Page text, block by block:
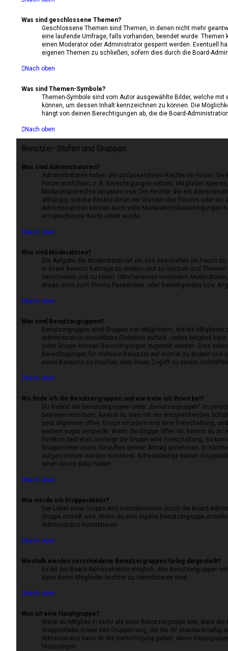
Was sind geschlossene Themen?
Geschlossene Themen sind Themen, in denen nicht mehr
eine laufende Umfrage, falls vorhanden, beendet wurde. Themen
einen Moderator oder Administrator gesperrt werden. Eventuell
eigenen Themen zu schließen, sofern dies durch die Board-
Nach oben
Was sind Themen-Symbole?
Themen-Symbole sind vom Autor ausgewählte Bilder, welche
können, um dessen Inhalt kennzeichnen zu können. Die
hängt von deinen Berechtigungen ab, die die Board-
Nach oben
Benutzer-Stufen und Gruppen
Was sind Administratoren?
Administratoren haben die umfassendsten Rechte im Forum. Sie
Forum ausführen; z. B. Berechtigungen setzen, Mitglieder
Moderationsrechte vergeben usw. Die Rechte, die ein
abhängig, welche Rechte ihnen ein Gründer des Forums oder
Administratoren können auch volle Moderationsberechtigungen
entsprechende Recht erteilt wurde.
Nach oben
Was sind Moderatoren?
Die Aufgabe der Moderatoren ist es, das Geschehen im Forum
in ihrem Bereich Beiträge zu ändern und zu löschen und
verschieben und zu teilen. Üblicherweise verhindern
etwas nicht zum Thema Passendes, oder Beleidigendes bzw.
Nach oben
Was sind Benutzergruppen?
Benutzergruppen sind Gruppen von Mitgliedern, die die Mitglieder
Administration verwaltbare Einheiten aufteilt. Jedes Mitglied
jeder Gruppe können Berechtigungen zugeteilt werden. Dies
Berechtigungen für mehrere Benutzer auf einmal zu ändern und
eines Bereichs zu machen oder ihnen Zugriff zu einem
Nach oben
Wo finde ich die Benutzergruppen und wie trete ich ihnen bei?
Du findest die Benutzergruppen unter „Benutzergruppen“ im
beitreten möchtest, kannst du dies mit der entsprechenden
sind allgemein offen. Einige erfordern erst eine Freischaltung,
weitere sogar versteckt. Wenn die Gruppe offen ist, kannst du ihr
Funktion beitreten; verlangt die Gruppe eine Freischaltung, so
Gruppenleiter muss daraufhin deinen Antrag annehmen. Er
aufgenommen werden möchtest. Bitte belästige keinen
einen Grund dafür haben.
Nach oben
Wie werde ich Gruppenleiter?
Der Leiter einer Gruppe wird normalerweise durch die Board-
Gruppe erstellt wird. Wenn du eine eigene Benutzergruppe
Administrator kontaktieren.
Nach oben
Weshalb werden verschiedene Benutzergruppen farbig dargestellt?
Es ist der Board-Administration möglich, den Benutzergruppen
dass deren Mitglieder leichter zu identifizieren sind.
Nach oben
Was ist eine Hauptgruppe?
Wenn du Mitglied in mehr als einer Benutzergruppe bist, dient die
Gruppenfarbe sowie den Gruppenrang, der bei dir standardmäßig
Administrator kann dir die Berechtigung geben, deine
festzulegen.